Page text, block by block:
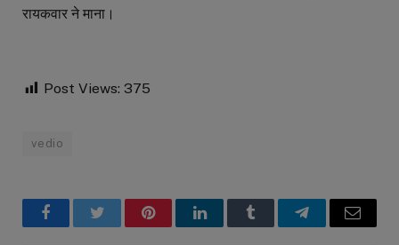
रायकवार ने माना।
Post Views: 375
vedio
FacebookTwitter PinterestLinkedInTumblr TelegramEmail